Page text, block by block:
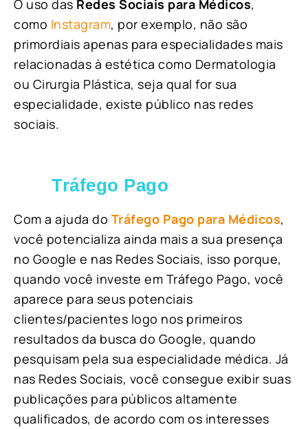
O uso das Redes Sociais para Médicos,
como Instagram, por exemplo, não são
primordiais apenas para especialidades mais
relacionadas à estética como Dermatologia
ou Cirurgia Plástica, seja qual for sua
especialidade, existe público nas redes
sociais.
Tráfego Pago
Com a ajuda do Tráfego Pago para Médicos,
você potencializa ainda mais a sua presença
no Google e nas Redes Sociais, isso porque,
quando você investe em Tráfego Pago, você
aparece para seus potenciais
clientes/pacientes logo nos primeiros
resultados da busca do Google, quando
pesquisam pela sua especialidade médica. Já
nas Redes Sociais, você consegue exibir suas
publicações para públicos altamente
qualificados, de acordo com os interesses